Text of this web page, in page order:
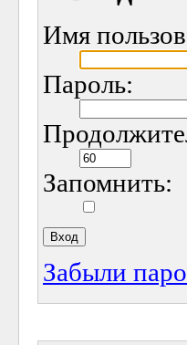
Имя
Пароль:
Запомнить:
Забыли